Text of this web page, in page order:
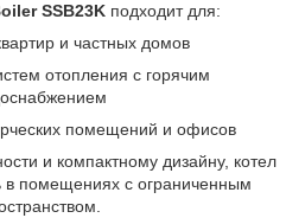
SSB23Kподходит для:
и частных домов
отопления с горячим
помещений и офисов
и компактному дизайну, котел
в помещениях с ограниченным